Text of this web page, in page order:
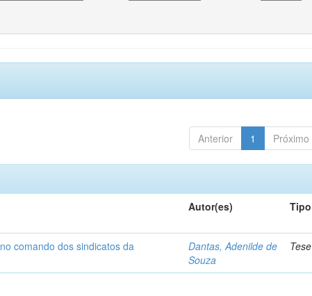
Anterior 1 Próximo
Autor(es) Tipo
comando dos sindicatos da
Dantas, Adenilde de
Souza
Tese